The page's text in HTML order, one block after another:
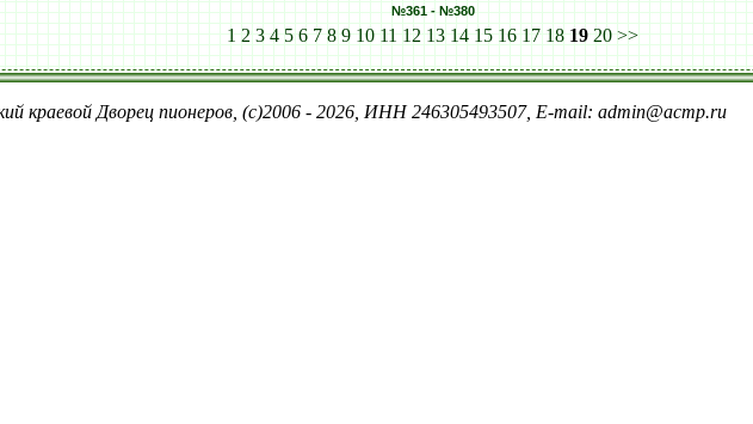
№361 - №380
1 2 3 4 5 6 7 8 9 10 11 12 13 14 15 16 17 18 19 20 >>
краевой Дворец пионеров, (c)2006 - 2026, ИНН 246305493507, E-mail: admin@acmp.ru